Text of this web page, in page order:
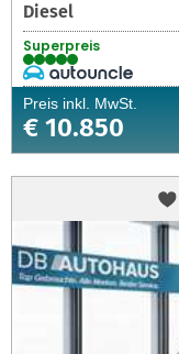
Diesel
Superpreis
Preis inkl. MwSt.
€ 10.850